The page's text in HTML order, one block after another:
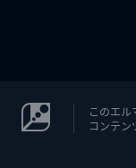
このエル
コンテン